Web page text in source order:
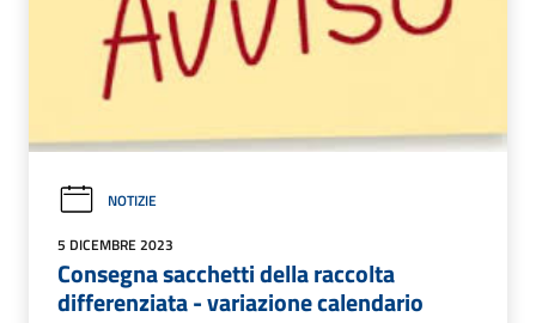
NOTIZIE
5 DICEMBRE 2023
Consegna sacchetti della raccolta
differenziata - variazione calendario